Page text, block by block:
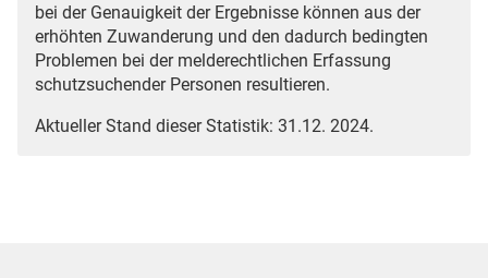
bei der Genauigkeit der Ergebnisse können aus der
erhöhten Zuwanderung und den dadurch bedingten
Problemen bei der melderechtlichen Erfassung
schutzsuchender Personen resultieren.
Aktueller Stand dieser Statistik: 31.12. 2024.